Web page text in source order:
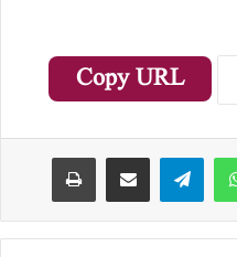
Copy URL
WhatsApp
Telegram